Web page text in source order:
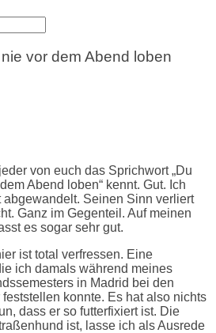
vor dem Abend loben
von euch das Sprichwort „Du
Abend loben“ kennt. Gut. Ich
Seinen Sinn verliert
Ganz im Gegenteil. Auf meinen
es sogar sehr gut.
ist total verfressen. Eine
ich damals während meines
in Madrid bei den
konnte. Es hat also nichts
dass er so futterfixiert ist. Die
ist, lasse ich als Ausrede